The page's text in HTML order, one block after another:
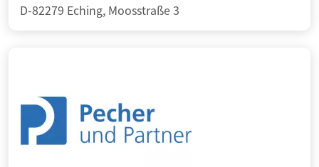
D-82279 Eching, Moosstraße 3